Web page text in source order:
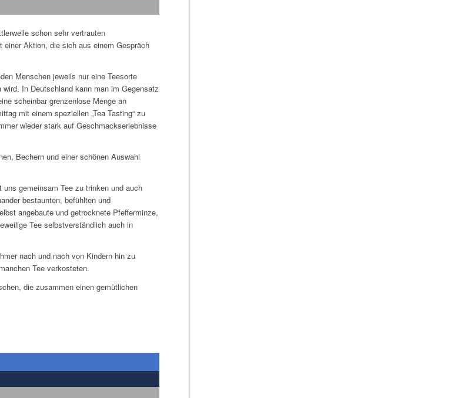
schon sehr vertrauten
Aktion, die sich aus einem Gespräch
Menschen jeweils nur eine Teesorte
In Deutschland kann man im Gegensatz
scheinbar grenzenlose Menge an
mit einem speziellen „Tea Tasting“ zu
wieder stark auf Geschmackserlebnisse
Bechern und einer schönen Auswahl
gemeinsam Tee zu trinken und auch
bestaunten, befühlten und
angebaute und getrocknete Pfefferminze,
Tee selbstverständlich auch in
nach und nach von Kindern hin zu
Tee verkosteten.
die zusammen einen gemütlichen